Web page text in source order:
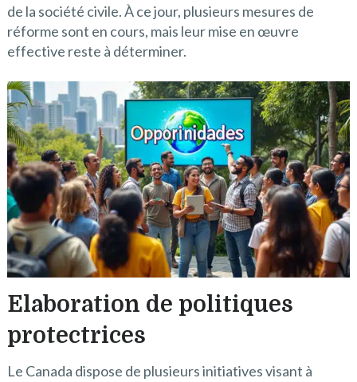
de la société civile. À ce jour, plusieurs mesures de
réforme sont en cours, mais leur mise en œuvre
effective reste à déterminer.
Elaboration de politiques
protectrices
Le Canada dispose de plusieurs initiatives visant à